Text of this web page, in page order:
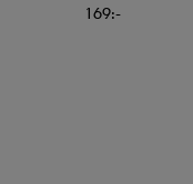
169:-